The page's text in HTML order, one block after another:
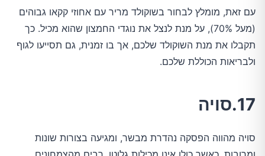
עם זאת, מומלץ לבחור בשוקולד מריר עם אחוזי קקאו גבוהים
(מעל 70%), על מנת לנצל את נוגדי החמצון שהוא מכיל. כך
תקבלו את מנת השוקולד שלכם, אך בו זמנית, גם תסייעו לגוף
ולבריאות הכוללת שלכם.
17.סויה
סויה מהווה הפסקה נהדרת מבשר, ומגיעה בצורות שונות